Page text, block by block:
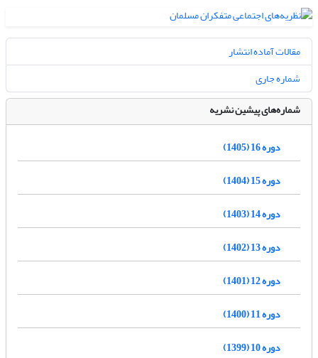
مقالات آماده انتشار
شماره جاری
شماره‌های پیشین نشریه
دوره 16 (1405)
دوره 15 (1404)
دوره 14 (1403)
دوره 13 (1402)
دوره 12 (1401)
دوره 11 (1400)
دوره 10 (1399)